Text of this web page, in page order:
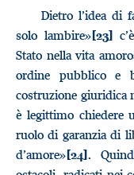
Dietro l’idea di
solo lambire»[23]
Stato nella vita
ordine pubblico e
costruzione
è legittimo chiedere
ruolo di garanzia di
d’amore»[24].